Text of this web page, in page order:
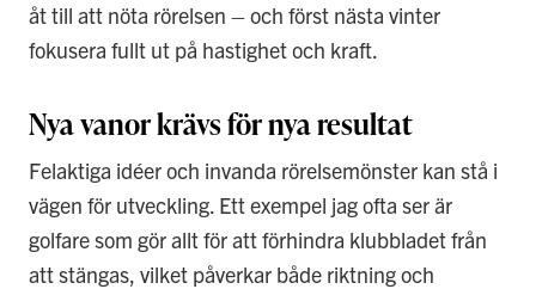
åt till att nöta rörelsen – och först nästa vinter
fokusera fullt ut på hastighet och kraft.
Nya vanor krävs för nya resultat
Felaktiga idéer och invanda rörelsemönster kan stå i
vägen för utveckling. Ett exempel jag ofta ser är
golfare som gör allt för att förhindra klubbladet från
att stängas, vilket påverkar både riktning och